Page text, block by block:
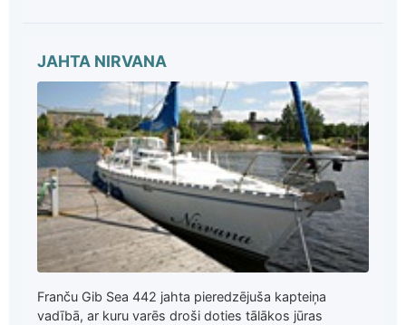
JAHTA NIRVANA
Franču Gib Sea 442 jahta pieredzējuša kapteiņa
vadībā, ar kuru varēs droši doties tālākos jūras